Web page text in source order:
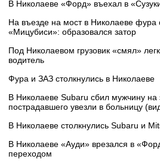
В Николаеве «Форд» въехал в
На въезде на мост в Николаеве фура
«Мицубиси»: образовался затор
Под Николаевом грузовик «смял»
водитель
Фура и ЗАЗ столкнулись в Николаеве
В Николаеве Subaru сбил мужчину на
пострадавшего увезли в больницу
В Николаеве столкнулись Subaru и
В Николаеве «Ауди» врезался в
переходом